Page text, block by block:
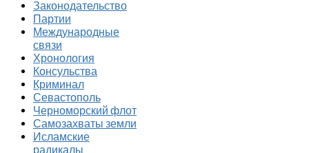
Законодательство
Партии
Международные
связи
Хронология
Консульства
Криминал
Севастополь
Черноморский флот
Самозахваты земли
Исламские
радикалы